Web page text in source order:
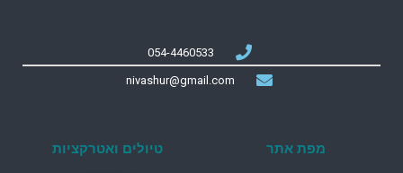
054-4460533
nivashur@gmail.com
מפת אתר טיולים ואטרקציות